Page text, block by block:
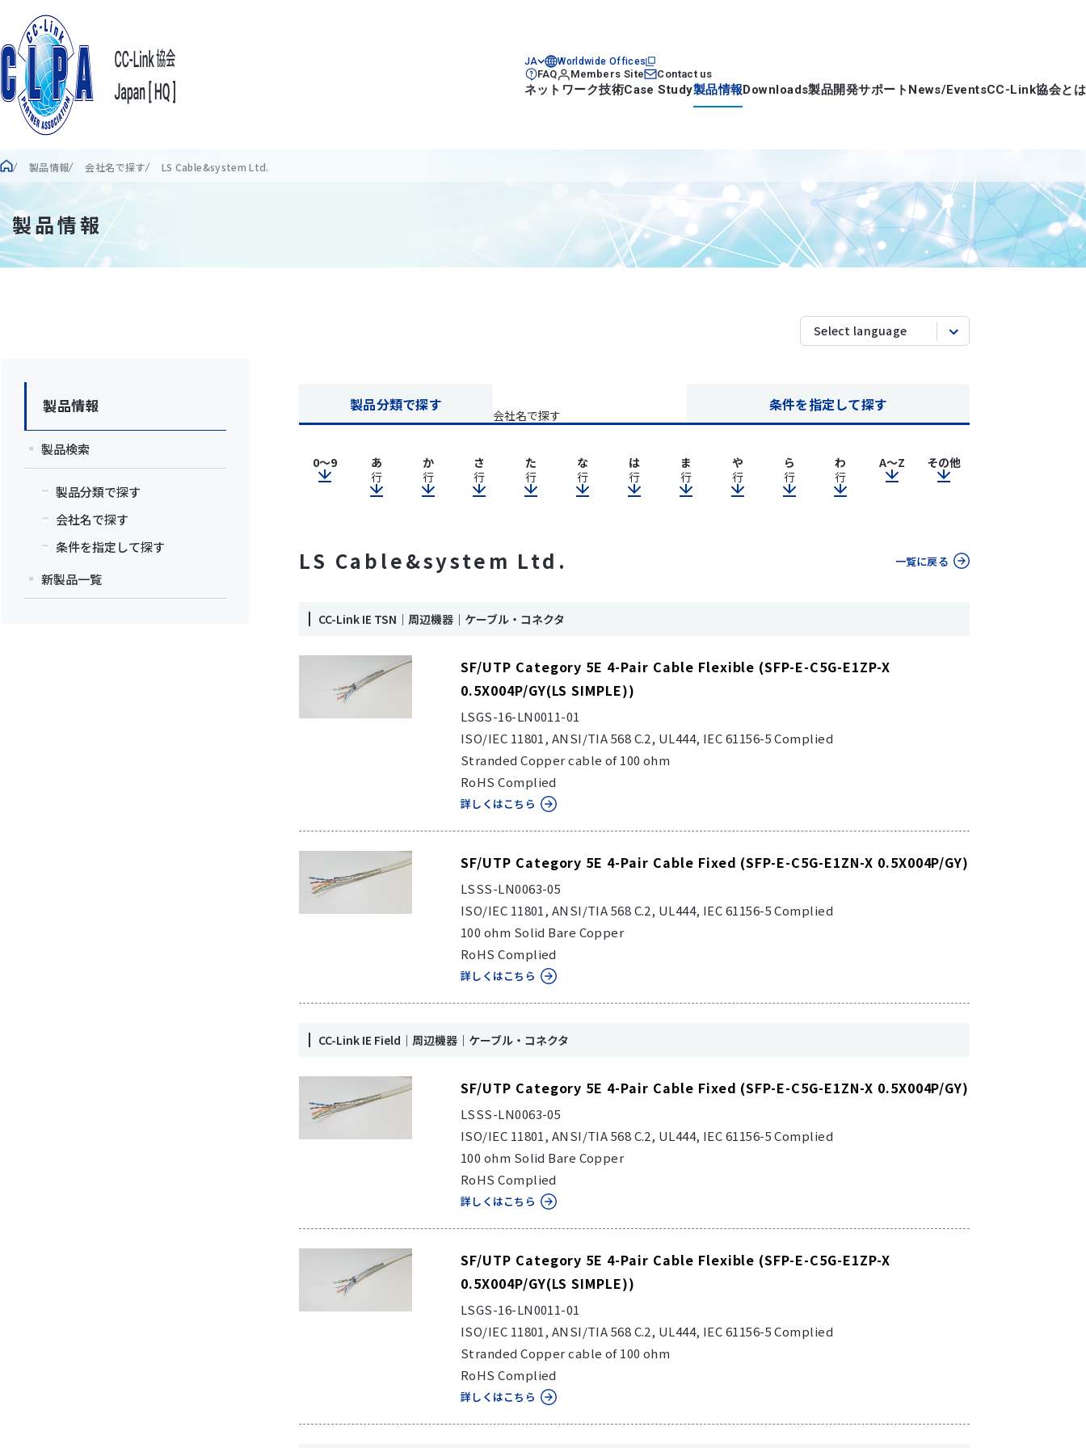
JA Worldwide Offices
FAQ Members Site Contact us
ネットワーク技術Case Study製品情報Downloads製品開発サポート News/EventsCC-Link協会とは
製品情報 会社名で探す LS Cable&system Ltd.
製品情報
製品情報
製品検索
製品分類で探す
会社名で探す
条件を指定して探す
新製品一覧
製品分類で探す
会社名で探す
条件を指定して探す
0～9
あ
行
か
行
さ
行
た
行
な
行
は
行
ま
行
や
行
ら
行
わ
行
A～Z その他
LS Cable&system Ltd. 一覧に戻る
CC-Link IE TSN｜周辺機器｜ケーブル・コネクタ
SF/UTP Category 5E 4-Pair Cable Flexible (SFP-E-C5G-E1ZP-X
0.5X004P/GY(LS SIMPLE))
LSGS-16-LN0011-01
ISO/IEC 11801, ANSI/TIA 568 C.2, UL444, IEC 61156-5 Complied
Stranded Copper cable of 100 ohm
RoHS Complied
詳しくはこちら
SF/UTP Category 5E 4-Pair Cable Fixed (SFP-E-C5G-E1ZN-X 0.5X004P/GY)
LSSS-LN0063-05
ISO/IEC 11801, ANSI/TIA 568 C.2, UL444, IEC 61156-5 Complied
100 ohm Solid Bare Copper
RoHS Complied
詳しくはこちら
CC-Link IE Field｜周辺機器｜ケーブル・コネクタ
SF/UTP Category 5E 4-Pair Cable Fixed (SFP-E-C5G-E1ZN-X 0.5X004P/GY)
LSSS-LN0063-05
ISO/IEC 11801, ANSI/TIA 568 C.2, UL444, IEC 61156-5 Complied
100 ohm Solid Bare Copper
RoHS Complied
詳しくはこちら
SF/UTP Category 5E 4-Pair Cable Flexible (SFP-E-C5G-E1ZP-X
0.5X004P/GY(LS SIMPLE))
LSGS-16-LN0011-01
ISO/IEC 11801, ANSI/TIA 568 C.2, UL444, IEC 61156-5 Complied
Stranded Copper cable of 100 ohm
RoHS Complied
詳しくはこちら